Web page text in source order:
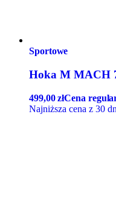
Sportowe
Hoka M MACH
499,00złCena
Najniższa cena z 30